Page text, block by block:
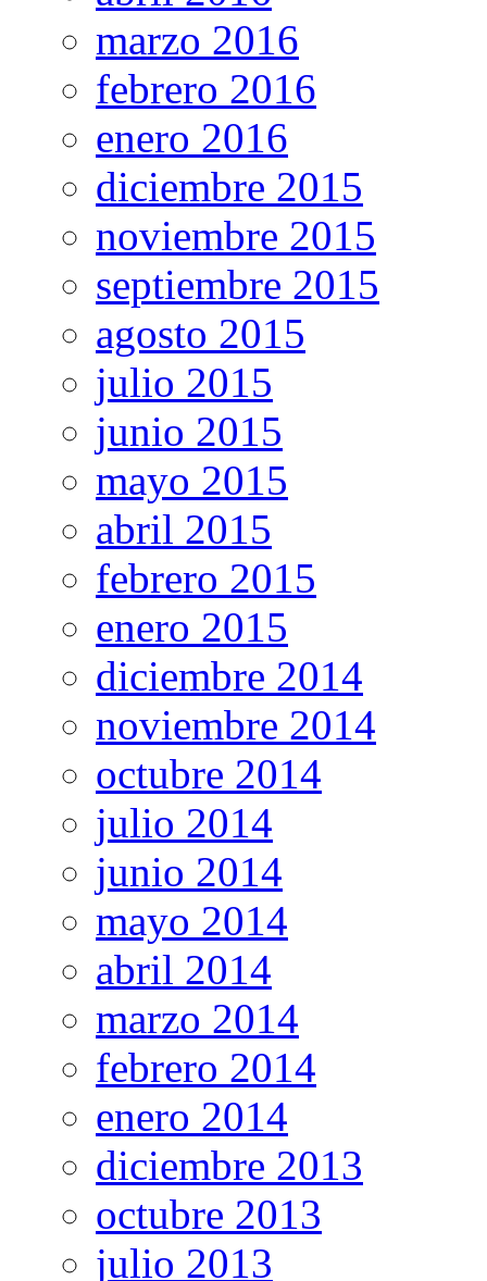
marzo 2016
febrero 2016
enero 2016
diciembre 2015
noviembre 2015
septiembre 2015
agosto 2015
julio 2015
junio 2015
mayo 2015
abril 2015
febrero 2015
enero 2015
diciembre 2014
noviembre 2014
octubre 2014
julio 2014
junio 2014
mayo 2014
abril 2014
marzo 2014
febrero 2014
enero 2014
diciembre 2013
octubre 2013
julio 2013